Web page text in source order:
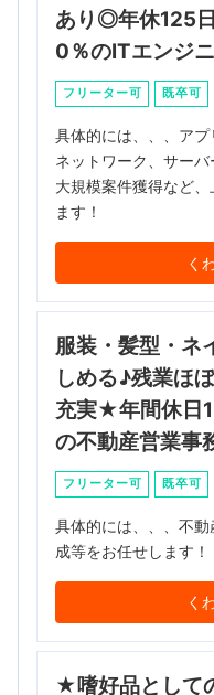
あり◎年休125
0％のITエンジ
フリーター可 既卒可
具体的には、、、アプ
ネットワーク、サー
大規模案件獲得など
ます！
く
服装・髪型・ネ
しめる♪残業ほ
充実★年間休日
の不動産営業事
フリーター可 既卒可
具体的には、、、不
成等をお任せします！
く
★嗜好品として